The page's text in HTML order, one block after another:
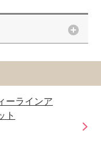
ーラインア
ト